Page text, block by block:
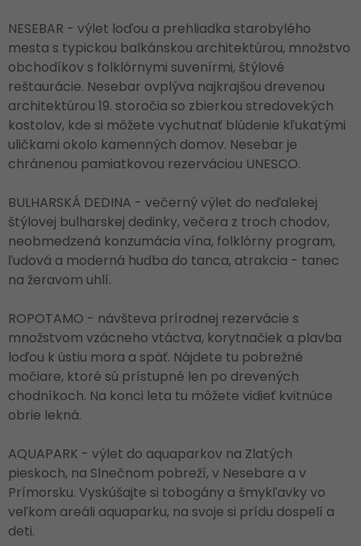
NESEBAR - výlet loďou a prehliadka starobylého
mesta s typickou balkánskou architektúrou, množstvo
obchodíkov s folklórnymi suvenírmi, štýlové
reštaurácie. Nesebar ovplýva najkrajšou drevenou
architektúrou 19. storočia so zbierkou stredovekých
kostolov, kde si môžete vychutnať blúdenie kľukatými
uličkami okolo kamenných domov. Nesebar je
chránenou pamiatkovou rezerváciou UNESCO.
BULHARSKÁ DEDINA - večerný výlet do neďalekej
štýlovej bulharskej dedinky, večera z troch chodov,
neobmedzená konzumácia vína, folklórny program,
ľudová a moderná hudba do tanca, atrakcia - tanec
na žeravom uhlí.
ROPOTAMO - návšteva prírodnej rezervácie s
množstvom vzácneho vtáctva, korytnačiek a plavba
loďou k ústiu mora a späť. Nájdete tu pobrežné
močiare, ktoré sú prístupné len po drevených
chodníkoch. Na konci leta tu môžete vidieť kvitnúce
obrie lekná.
AQUAPARK - výlet do aquaparkov na Zlatých
pieskoch, na Slnečnom pobreží, v Nesebare a v
Prímorsku. Vyskúšajte si tobogány a šmykľavky vo
veľkom areáli aquaparku, na svoje si prídu dospelí a
deti.